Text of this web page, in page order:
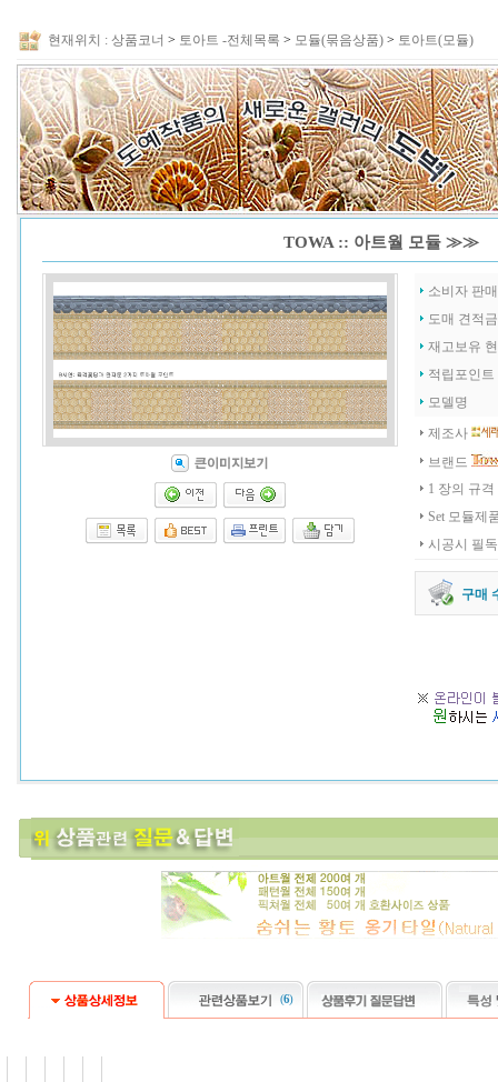
현재위치 : 상품코너 > 토아트 -전체목록 > 모듈(묶음상품) > 토아트(모듈)
TOWA :: 아트월 모듈 ≫≫
소비자 판
도매 견적
재고보유
적립포인트
모델명
제조사
브랜드
1 장의 규격
Set 모듈제
시공시 필
구매
(6)